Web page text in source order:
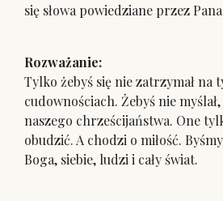
się słowa powiedziane przez
Rozważanie:
Tylko żebyś się nie zatrzymał na
cudownościach. Żebyś nie
naszego chrześcijaństwa. One
obudzić. A chodzi o miłość.
Boga, siebie, ludzi i cały świat.